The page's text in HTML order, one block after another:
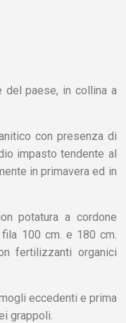
del paese, in collina a
con presenza di
impasto tendente al
in primavera ed in
potatura a cordone
100 cm. e 180 cm.
fertilizzanti organici
eccedenti e prima
grappoli.